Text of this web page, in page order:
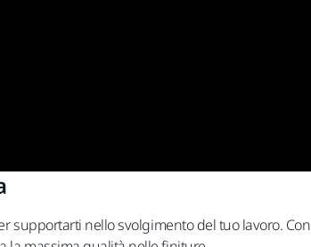
supportarti nello svolgimento del tuo lavoro.